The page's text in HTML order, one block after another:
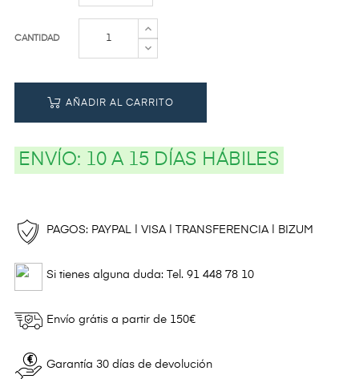
CANTIDAD
AÑADIR AL CARRITO
ENVÍO: 10 A 15 DÍAS HÁBILES
PAGOS: PAYPAL | VISA | TRANSFERENCIA | BIZUM
Si tienes alguna duda: Tel. 91 448 78 10
Envío grátis a partir de 150€
Garantía 30 días de devolución